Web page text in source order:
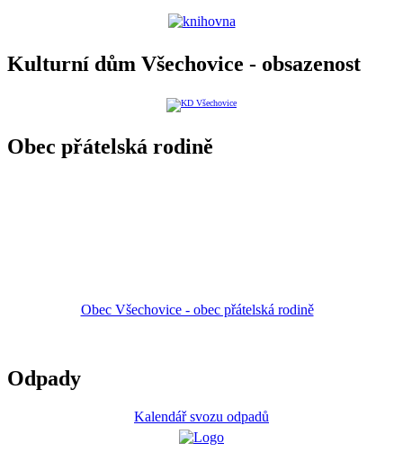
Kulturní dům Všechovice - obsazenost
Obec přátelská rodině
Obec Všechovice - obec přátelská rodině
Odpady
Kalendář svozu odpadů